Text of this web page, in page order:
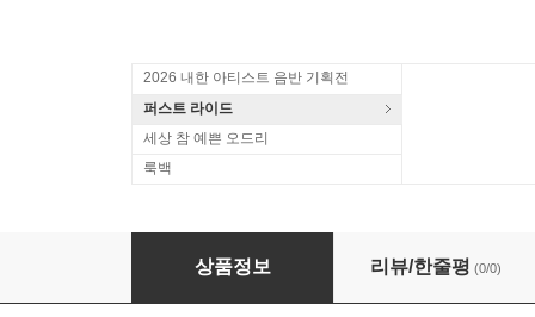
2026 내한 아티스트 음반 기획전
퍼스트 라이드
세상 참 예쁜 오드리
룩백
포레스트 검프 영화음악 (Forrest Gump OST)
상품정보 리뷰/한줄평 (0/0)